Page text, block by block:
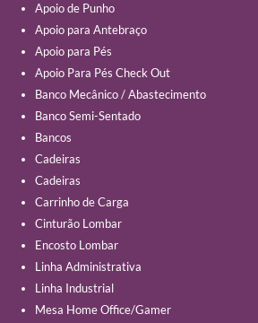
Apoio de Punho
Apoio para Antebraço
Apoio para Pés
Apoio Para Pés Check Out
Banco Mecânico / Abastecimento
Banco Semi-Sentado
Bancos
Cadeiras
Cadeiras
Carrinho de Carga
Cinturão Lombar
Encosto Lombar
Linha Administrativa
Linha Industrial
Mesa Home Office/Gamer